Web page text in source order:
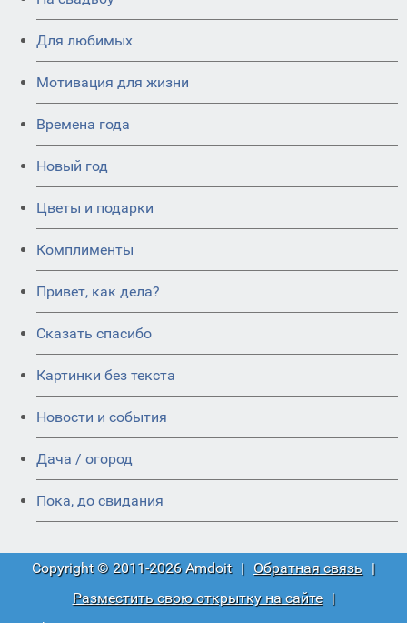
Для любимых
Мотивация для жизни
Времена года
Новый год
Цветы и подарки
Комплименты
Привет, как дела?
Сказать спасибо
Картинки без текста
Новости и события
Дача / огород
Пока, до свидания
Copyright © 2011-2026 Amdoit | Обратная связь |
Разместить свою открытку на сайте
|